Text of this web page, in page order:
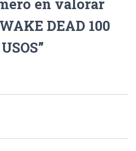
en valorar
DEAD 100
USOS”